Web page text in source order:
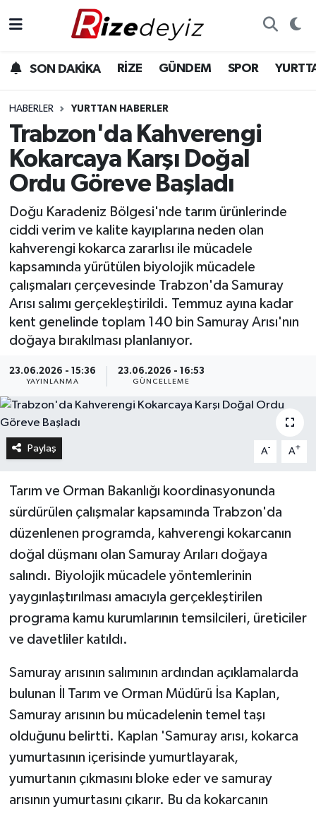
SON DAKİKA RİZE GÜNDEM SPOR
HABERLER YURTTAN HABERLER
Trabzon'da Kahverengi
Kokarcaya Karşı Doğal
Ordu Göreve Başladı
Doğu Karadeniz Bölgesi'nde tarım ürünlerinde
ciddi verim ve kalite kayıplarına neden olan
kahverengi kokarca zararlısı ile mücadele
kapsamında yürütülen biyolojik mücadele
çalışmaları çerçevesinde Trabzon'da Samuray
Arısı salımı gerçekleştirildi. Temmuz ayına kadar
kent genelinde toplam 140 bin Samuray Arısı'nın
doğaya bırakılması planlanıyor.
23.06.2026 - 15:36
YAYINLANMA
23.06.2026 - 16:53
GÜNCELLEME
Paylaş A- A+
Tarım ve Orman Bakanlığı koordinasyonunda
sürdürülen çalışmalar kapsamında Trabzon'da
düzenlenen programda, kahverengi kokarcanın
doğal düşmanı olan Samuray Arıları doğaya
salındı. Biyolojik mücadele yöntemlerinin
yaygınlaştırılması amacıyla gerçekleştirilen
programa kamu kurumlarının temsilcileri, üreticiler
ve davetliler katıldı.
Samuray arısının salımının ardından açıklamalarda
bulunan İl Tarım ve Orman Müdürü İsa Kaplan,
Samuray arısının bu mücadelenin temel taşı
olduğunu belirtti. Kaplan 'Samuray arısı, kokarca
yumurtasının içerisinde yumurtlayarak,
yumurtanın çıkmasını bloke eder ve samuray
arısının yumurtasını çıkarır. Bu da kokarcanın
Gündem
Yurttan Haberler
Ekonomi
Sağlık
Rize Hava Durumu
Rize Trafik Yoğunluk Haritası
Süper Lig Puan Durumu ve Fikstür
Son Dakika Haberleri
Haber Arşivi